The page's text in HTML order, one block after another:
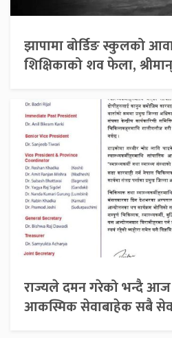
झापामा बोर्डिङ स्कुलको
शिक्षिकाको शव फेला,
राज्यले दमन गरेको भन्दै
आकस्मिक सेवाबाहेक सबै